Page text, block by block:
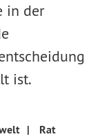
in der
ist.
|
Rat